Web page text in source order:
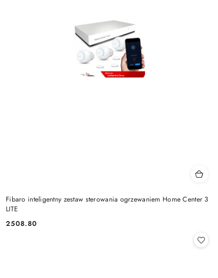
Fibaro inteligentny zestaw sterowania ogrzewaniem Home Center 3
LITE
Cena:
2508.80